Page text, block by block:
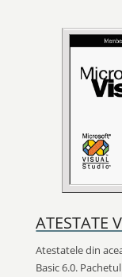
ATESTATE
Atestatele din
Basic 6.0.